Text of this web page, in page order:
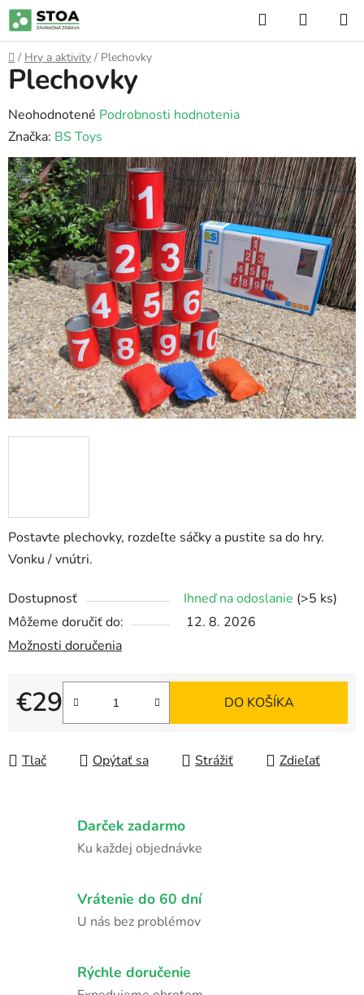
Prejsť
na
obsah
Hľadať
KOŠÍK
Domov
/ Hry a aktivity / Plechovky
Postavte plechovky, rozdeľte sáčky a pustite sa do hry.
Vonku / vnútri.
Dostupnosť Ihneď na odoslanie (>5 ks)
Môžeme doručiť do:
12. 8. 2026
Možnosti doručenia
€29
Jednotková cena:
DO KOŠÍKA
Tlač Opýtať sa Strážiť Zdieľať
Plechovky
Priemerné
hodnotenie
produktu
je
0,0
z
5
hviezdičiek.
Neohodnotené Podrobnosti hodnotenia
Značka: BS Toys
Darček zadarmo
Ku každej objednávke
Vrátenie do 60 dní
U nás bez problémov
Rýchle doručenie